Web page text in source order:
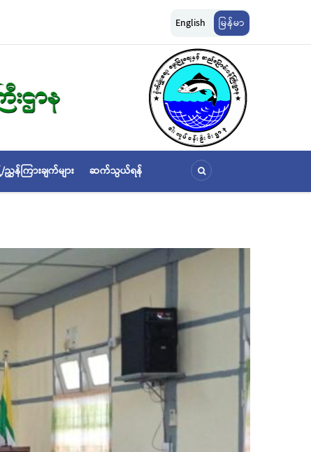
ျား ဆောင်ရွက်မှု
မြန်မာ့ပင်လယ် ငါးလုပ်ငန်းရေပြင်အတွင်းရှိ ငါးဖမ်းကွက်များအား
English မြန်မာ
န်ကြားချက်များ ဆက်သွယ်ရန်